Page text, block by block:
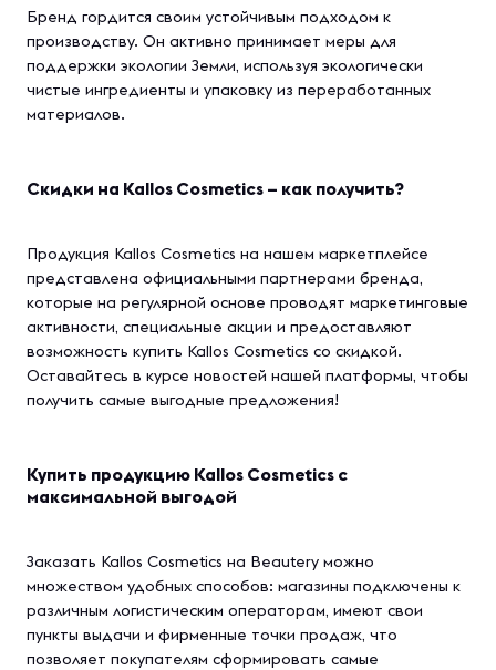
Бренд гордится своим устойчивым подходом к
производству. Он активно принимает меры для
поддержки экологии Земли, используя экологически
чистые ингредиенты и упаковку из переработанных
материалов.
Скидки на Kallos Cosmetics – как получить?
Продукция Kallos Cosmetics на нашем маркетплейсе
представлена официальными партнерами бренда,
которые на регулярной основе проводят маркетинговые
активности, специальные акции и предоставляют
возможность купить Kallos Cosmetics со скидкой.
Оставайтесь в курсе новостей нашей платформы, чтобы
получить самые выгодные предложения!
Купить продукцию Kallos Cosmetics с
максимальной выгодой
Заказать Kallos Cosmetics на Beautery можно
множеством удобных способов: магазины подключены к
различным логистическим операторам, имеют свои
пункты выдачи и фирменные точки продаж, что
позволяет покупателям сформировать самые